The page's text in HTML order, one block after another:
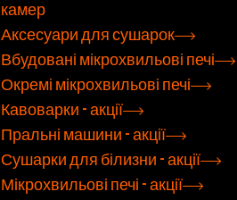
камер
Аксесуари для сушарок
Вбудовані мікрохвильові печі
Окремі мікрохвильові печі
Кавоварки - акції
Пральні машини - акції
Сушарки для білизни - акції
Мікрохвильові печі - акції